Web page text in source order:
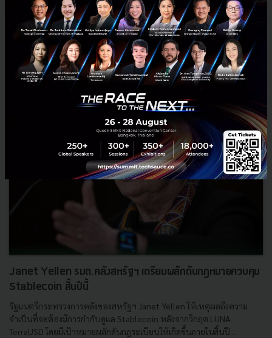
ระหว่างประเทศ (IMF) ได้เรียกร้องให้สมาชิกชุมช...
พฤษภาคม 26, 2022 | By Techsauce Team
IMF LUNA Terra BitMEX
Janet Yellen รมต.คลังสหรัฐฯ เตรียมผลักดันกฎหมายควบคุม
Stablecoin สิ้นปีนี้
รัฐมนตรีกระทรวงการคลังของสหรัฐฯ Janet Yellen ให้เหตุผลถึงความ
จำเป็นที่จะต้องมีการกำกับดูแล Stablecoin หลังจากวิกฤต LUNA-
TerraUSD โดยมีเป้าหมายผลักดันกฎระเบียบให้เกิดขึ้นภายในสิ้นปี...